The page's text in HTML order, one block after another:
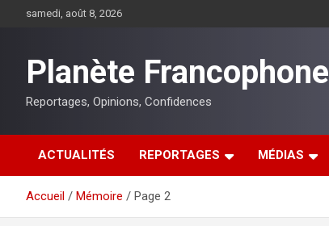
samedi, août 8, 2026
Planète Francophone
Reportages, Opinions, Confidences
ACTUALITÉS REPORTAGES MÉDIAS
Accueil Mémoire Page 2